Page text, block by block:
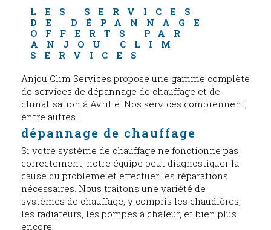
LES SERVICES
DE DÉPANNAGE
OFFERTS PAR
ANJOU CLIM
SERVICES
Anjou Clim Services propose une gamme complète
de services de dépannage de chauffage et de
climatisation à Avrillé. Nos services comprennent,
entre autres :
dépannage de chauffage
Si votre système de chauffage ne fonctionne pas
correctement, notre équipe peut diagnostiquer la
cause du problème et effectuer les réparations
nécessaires. Nous traitons une variété de
systèmes de chauffage, y compris les chaudières,
les radiateurs, les pompes à chaleur, et bien plus
encore.